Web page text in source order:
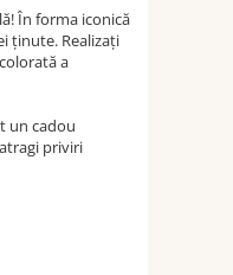
În forma iconică
ținute. Realizați
a
un cadou
priviri